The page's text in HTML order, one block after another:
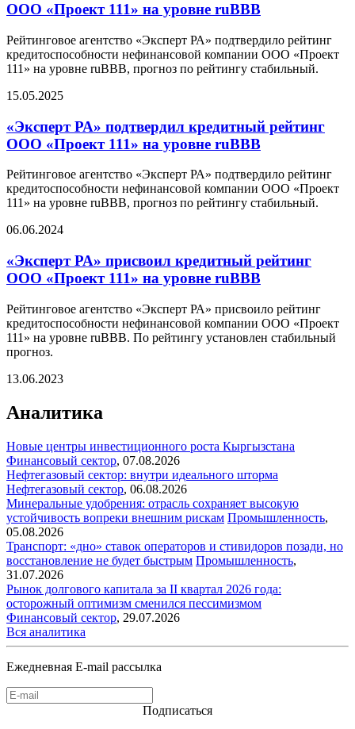
ООО «Проект 111» на уровне ruBBB
Рейтинговое агентство «Эксперт РА» подтвердило рейтинг
кредитоспособности нефинансовой компании ООО «Проект
111» на уровне ruBBB, прогноз по рейтингу стабильный.
15.05.2025
«Эксперт РА» подтвердил кредитный рейтинг
ООО «Проект 111» на уровне ruBBB
Рейтинговое агентство «Эксперт РА» подтвердило рейтинг
кредитоспособности нефинансовой компании ООО «Проект
111» на уровне ruBBB, прогноз по рейтингу стабильный.
06.06.2024
«Эксперт РА» присвоил кредитный рейтинг
ООО «Проект 111» на уровне ruBBB
Рейтинговое агентство «Эксперт РА» присвоило рейтинг
кредитоспособности нефинансовой компании ООО «Проект
111» на уровне ruBBB. По рейтингу установлен стабильный
прогноз.
13.06.2023
Аналитика
Новые центры инвестиционного роста Кыргызстана
Финансовый сектор, 07.08.2026
Нефтегазовый сектор: внутри идеального шторма
Нефтегазовый сектор, 06.08.2026
Минеральные удобрения: отрасль сохраняет высокую
устойчивость вопреки внешним рискам Промышленность,
05.08.2026
Транспорт: «дно» ставок операторов и стивидоров позади, но
восстановление не будет быстрым Промышленность,
31.07.2026
Рынок долгового капитала за II квартал 2026 года:
осторожный оптимизм сменился пессимизмом
Финансовый сектор, 29.07.2026
Вся аналитика
Ежедневная E-mail рассылка
Подписаться